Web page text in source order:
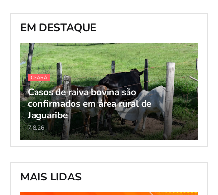
EM DESTAQUE
CEARÁ
Casos de raiva bovina são
confirmados em área rural de
Jaguaribe
7.8.26
MAIS LIDAS